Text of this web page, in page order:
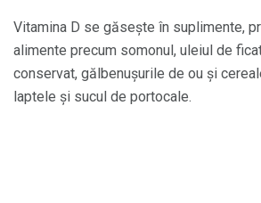
Vitamina D se găsește în suplimente,
alimente precum somonul, uleiul de
conservat, gălbenușurile de ou și
laptele și sucul de portocale.